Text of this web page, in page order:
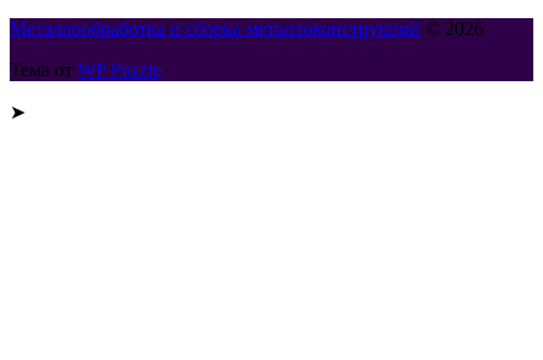
Металлообработка и сборка металлоконструкций © 2026
Тема от WP Puzzle
➤